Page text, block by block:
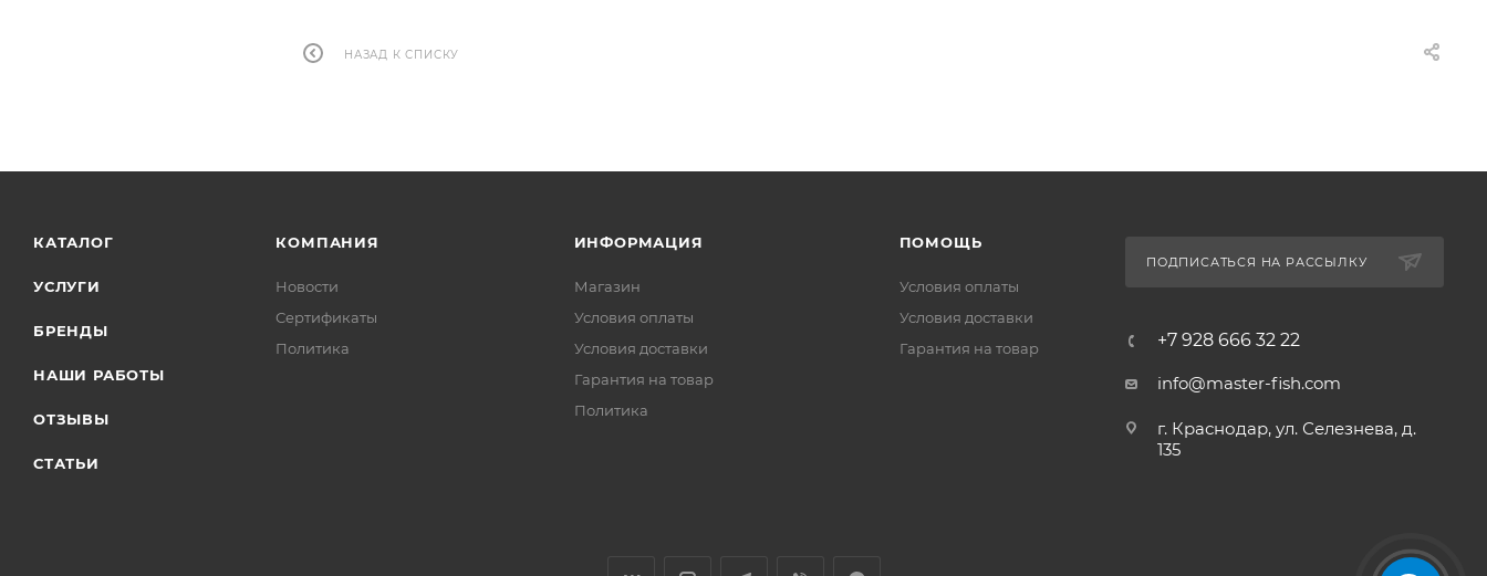
НАЗАД К СПИСКУ
КАТАЛОГ
УСЛУГИ
БРЕНДЫ
НАШИ РАБОТЫ
ОТЗЫВЫ
СТАТЬИ
КОМПАНИЯ
Новости
Сертификаты
Политика
ИНФОРМАЦИЯ
Магазин
Условия оплаты
Условия доставки
Гарантия на товар
Политика
ПОМОЩЬ
Условия оплаты
Условия доставки
Гарантия на товар
ПОДПИСАТЬСЯ НА РАССЫЛКУ
+7 928 666 32 22
info@master-fish.com
г. Краснодар, ул. Селезнева, д.
135